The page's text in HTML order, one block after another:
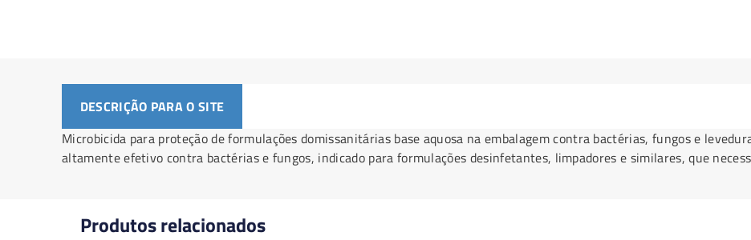
DESCRIÇÃO PARA O SITE
Microbicida para proteção de formulações domissanitárias base aquosa na embalagem contra bactérias, fungos e
altamente efetivo contra bactérias e fungos, indicado para formulações desinfetantes, limpadores e similares, que
Produtos relacionados